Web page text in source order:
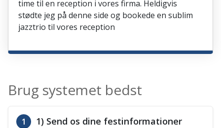
time til en reception i vores firma. Heldigvis
stødte jeg på denne side og bookede en sublim
jazztrio til vores reception
Brug systemet bedst
1 1) Send os dine festinformationer